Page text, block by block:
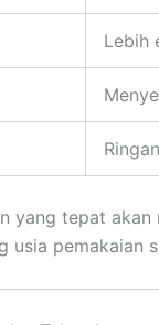
Lebih
yang tepat
usia pemakaian